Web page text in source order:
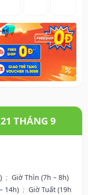
THÁNG 9
; Giờ Thìn (7h – 8h)
14h) ; Giờ Tuất (19h